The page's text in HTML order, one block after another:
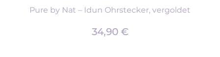
Pure by Nat – Idun Ohrstecker, vergoldet
34,90 €